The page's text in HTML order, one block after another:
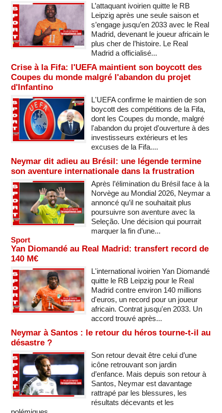
L’attaquant ivoirien quitte le RB
Leipzig après une seule saison et
s’engage jusqu’en 2033 avec le Real
Madrid, devenant le joueur africain le
plus cher de l’histoire. Le Real
Madrid a officialisé...
Crise à la Fifa: l'UEFA maintient son boycott des
Coupes du monde malgré l'abandon du projet
d'Infantino
L'UEFA confirme le maintien de son
boycott des compétitions de la Fifa,
dont les Coupes du monde, malgré
l'abandon du projet d'ouverture à des
investisseurs extérieurs et les
excuses de la Fifa....
Neymar dit adieu au Brésil: une légende termine
son aventure internationale dans la frustration
Après l’élimination du Brésil face à la
Norvège au Mondial 2026, Neymar a
annoncé qu’il ne souhaitait plus
poursuivre son aventure avec la
Seleção. Une décision qui pourrait
marquer la fin d’une...
Sport
Yan Diomandé au Real Madrid: transfert record de
140 M€
L'international ivoirien Yan Diomandé
quitte le RB Leipzig pour le Real
Madrid contre environ 140 millions
d'euros, un record pour un joueur
africain. Contrat jusqu'en 2033. Un
accord trouvé après...
Neymar à Santos : le retour du héros tourne-t-il au
désastre ?
Son retour devait être celui d’une
icône retrouvant son jardin
d’enfance. Mais depuis son retour à
Santos, Neymar est davantage
rattrapé par les blessures, les
résultats décevants et les